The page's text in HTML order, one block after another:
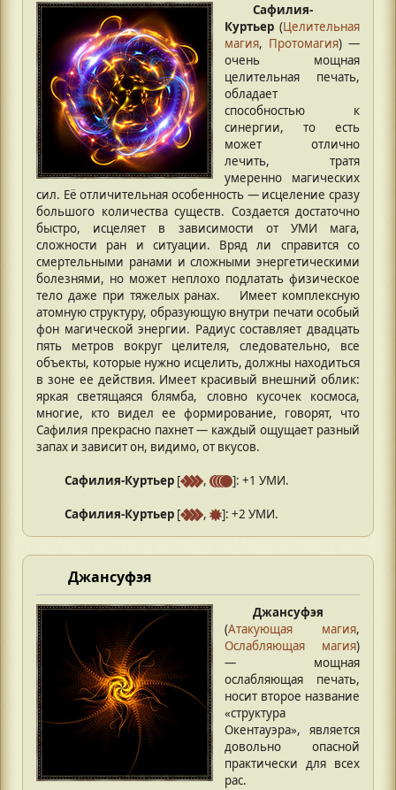
Сафилия-
Куртьер (Целительная
магия, Протомагия) —
очень мощная
целительная печать,
обладает
способностью к
синергии, то есть
может отлично
лечить, тратя
умеренно магических
сил. Её отличительная особенность — исцеление сразу
большого количества существ. Создается достаточно
быстро, исцеляет в зависимости от УМИ мага,
сложности ран и ситуации. Вряд ли справится со
смертельными ранами и сложными энергетическими
болезнями, но может неплохо подлатать физическое
тело даже при тяжелых ранах. ⠀ Имеет комплексную
атомную структуру, образующую внутри печати особый
фон магической энергии. Радиус составляет двадцать
пять метров вокруг целителя, следовательно, все
объекты, которые нужно исцелить, должны находиться
в зоне ее действия. Имеет красивый внешний облик:
яркая светящаяся блямба, словно кусочек космоса,
многие, кто видел ее формирование, говорят, что
Сафилия прекрасно пахнет — каждый ощущает разный
запах и зависит он, видимо, от вкусов.
Сафилия-Куртьер [ , ]: +1 УМИ.
Сафилия-Куртьер [ , ]: +2 УМИ.
Джансуфэя
Джансуфэя
(Атакующая магия,
Ослабляющая магия)
— мощная
ослабляющая печать,
носит второе название
«структура
Окентауэра», является
довольно опасной
практически для всех
рас.